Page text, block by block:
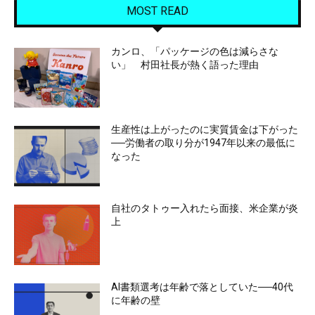
MOST READ
カンロ、「パッケージの色は減らさな
い」 村田社長が熱く語った理由
生産性は上がったのに実質賃金は下がった
──労働者の取り分が1947年以来の最低に
なった
自社のタトゥー入れたら面接、米企業が炎
上
AI書類選考は年齢で落としていた──40代
に年齢の壁